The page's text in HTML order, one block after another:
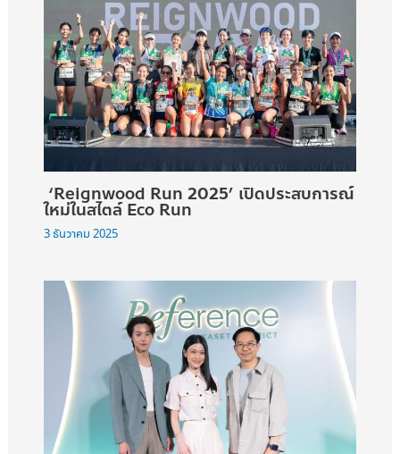
‘Reignwood Run 2025’ เปิดประสบการณ์
ใหม่ในสไตล์ Eco Run
3 ธันวาคม 2025